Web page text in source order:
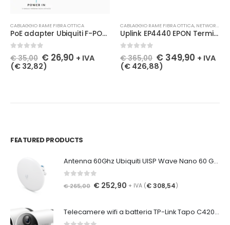
CABLAGGIO RAME FIBRA OTTICA
PoE adapter Ubiquiti F-POE Gen2 PoE adapter with SFP cage / mediaconverter
Su 5
€35,00 € 26,90 + IVA
(€ 32,82)
CABLAGGIO RAME FIBRA OTTICA, NETWORKING-RETI-WIFI
Uplink EP4440 EPON Terminale OLT L3 OLT terminal 4x PON 4x GE 4x SFP+ (10G) AC power supply
Su 5
€365,00 € 349,90 + IVA
(€ 426,88)
FEATURED PRODUCTS
Antenna 60Ghz Ubiquiti UISP Wave Nano 60 GHz CPE, 41 dBi, 2 Gb/s, backup 5 GHz, 1x GE
€265,00 € 252,90 + IVA (€308,54)
Telecamere wifi a batteria TP-Link Tapo C420S2 Smart WiFi Camera System (2 cameras) built-in battery 2560x1440px